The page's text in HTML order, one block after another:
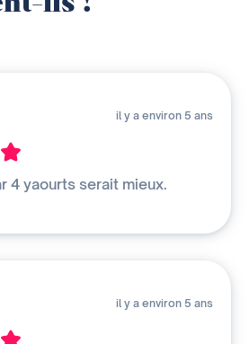
il y a environ 5 ans
4 yaourts serait mieux.
il y a environ 5 ans